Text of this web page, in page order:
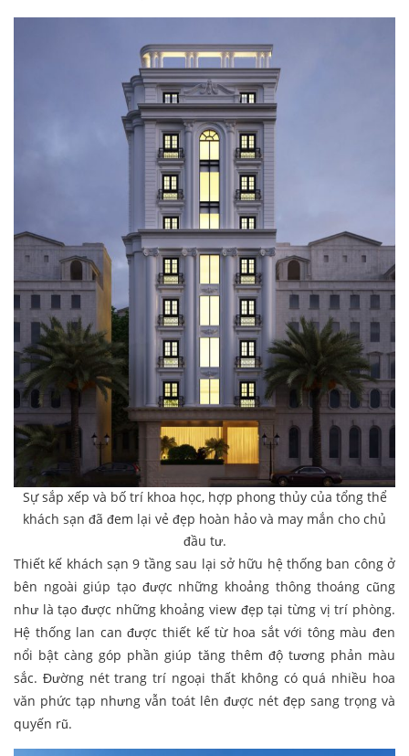
Sự sắp xếp và bố trí khoa học, hợp phong thủy của tổng thể
khách sạn đã đem lại vẻ đẹp hoàn hảo và may mắn cho chủ
đầu tư.
Thiết kế khách sạn 9 tầng sau lại sở hữu hệ thống ban công ở
bên ngoài giúp tạo được những khoảng thông thoáng cũng
như là tạo được những khoảng view đẹp tại từng vị trí phòng.
Hệ thống lan can được thiết kế từ hoa sắt với tông màu đen
nổi bật càng góp phần giúp tăng thêm độ tương phản màu
sắc. Đường nét trang trí ngoại thất không có quá nhiều hoa
văn phức tạp nhưng vẫn toát lên được nét đẹp sang trọng và
quyến rũ.